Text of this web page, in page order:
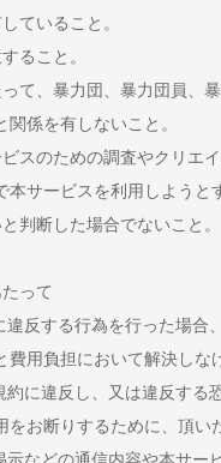
ていること。
ること。
て、暴力団、暴力団員、
係を有しないこと。
スのための調査やクリエ
サービスを利用しようと
判断した場合でないこと。
って
反する行為を行った場
用負担において解決しな
に違反し、又は違反す
お断りするために、頂い